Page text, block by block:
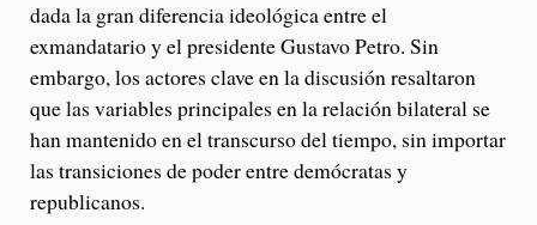
dada la gran diferencia ideológica entre el
exmandatario y el presidente Gustavo Petro. Sin
embargo, los actores clave en la discusión resaltaron
que las variables principales en la relación bilateral se
han mantenido en el transcurso del tiempo, sin importar
las transiciones de poder entre demócratas y
republicanos.